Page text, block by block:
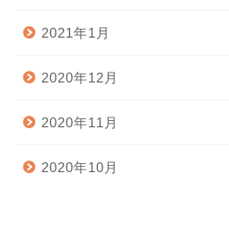
2021年1月
2020年12月
2020年11月
2020年10月